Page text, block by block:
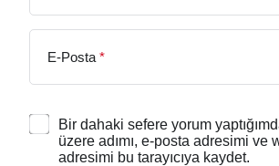
E-Posta *
Bir dahaki sefere yorum
üzere adımı, e-posta adresimi ve
adresimi bu tarayıcıya kaydet.